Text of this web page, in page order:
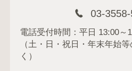
03-
電話受付時間：平日 13:00～
（土・日・祝日・年末年始
く）